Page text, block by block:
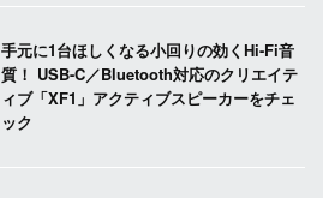
手元に1台ほしくなる小回りの効くHi-Fi音
質！ USB-C／Bluetooth対応のクリエイテ
ィブ「XF1」アクティブスピーカーをチェ
ック